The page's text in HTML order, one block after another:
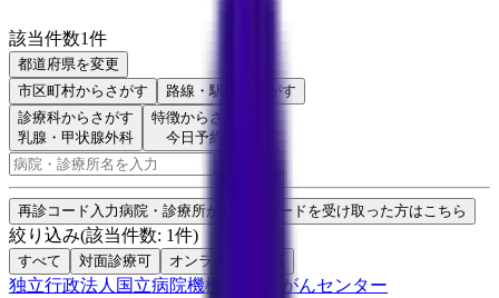
該当件数1件
都道府県を変更
市区町村からさがす 路線・駅
からさがす
診療科からさがす
乳腺・甲状腺外科
特徴からさがす
今日予約可
再診コード入力病院・診療所から再診コードを受け取った方はこちら
絞り込み(該当件数: 1件)
すべて 対面診療可 オンライン診療可
独立行政法人国立病院機構 北海道がんセンター